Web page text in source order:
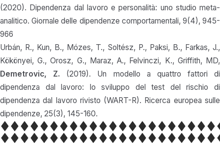
(2020). Dipendenza dal lavoro e personalità: uno studio meta-
analitico. Giornale delle dipendenze comportamentali, 9(4), 945-
966
Urbán, R., Kun, B., Mózes, T., Soltész, P., Paksi, B., Farkas, J.,
Kökönyei, G., Orosz, G., Maraz, A., Felvinczi, K., Griffith, MD,
Demetrovic, Z. (2019). Un modello a quattro fattori di
dipendenza dal lavoro: lo sviluppo del test del rischio di
dipendenza dal lavoro rivisto (WART-R). Ricerca europea sulle
dipendenze, 25(3), 145-160.